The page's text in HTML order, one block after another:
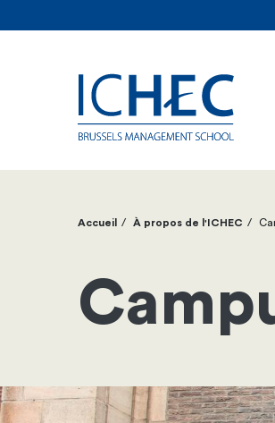
Fil
d'Ariane
Accueil À propos de l'ICHEC